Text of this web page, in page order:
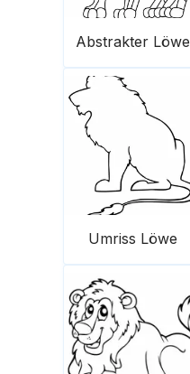
Abstrakter Löwe
Umriss Löwe